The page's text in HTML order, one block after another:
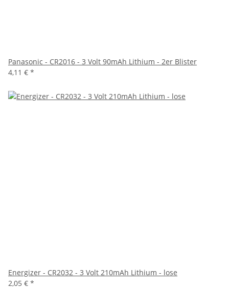
Panasonic - CR2016 - 3 Volt 90mAh Lithium - 2er Blister
4,11 € *
Energizer - CR2032 - 3 Volt 210mAh Lithium - lose
2,05 € *